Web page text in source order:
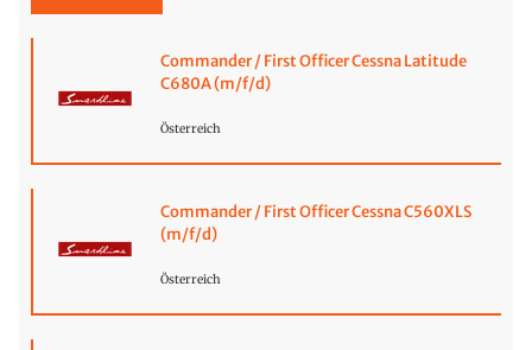
Commander / First Officer Cessna Latitude
C680A (m/f/d)
Österreich
Commander / First Officer Cessna C560XLS
(m/f/d)
Österreich